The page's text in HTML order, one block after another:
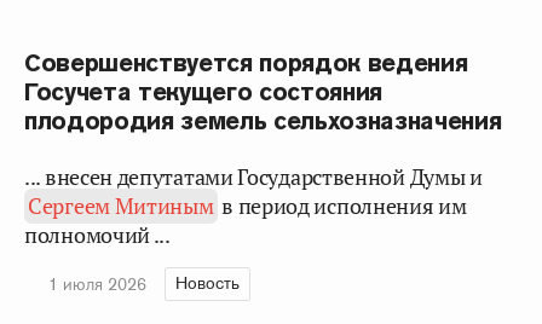
Совершенствуется порядок ведения
Госучета текущего состояния
плодородия земель сельхозназначения
... внесен депутатами Государственной Думы и
Сергеем Митиным в период исполнения им
полномочий ...
1 июля 2026 Новость